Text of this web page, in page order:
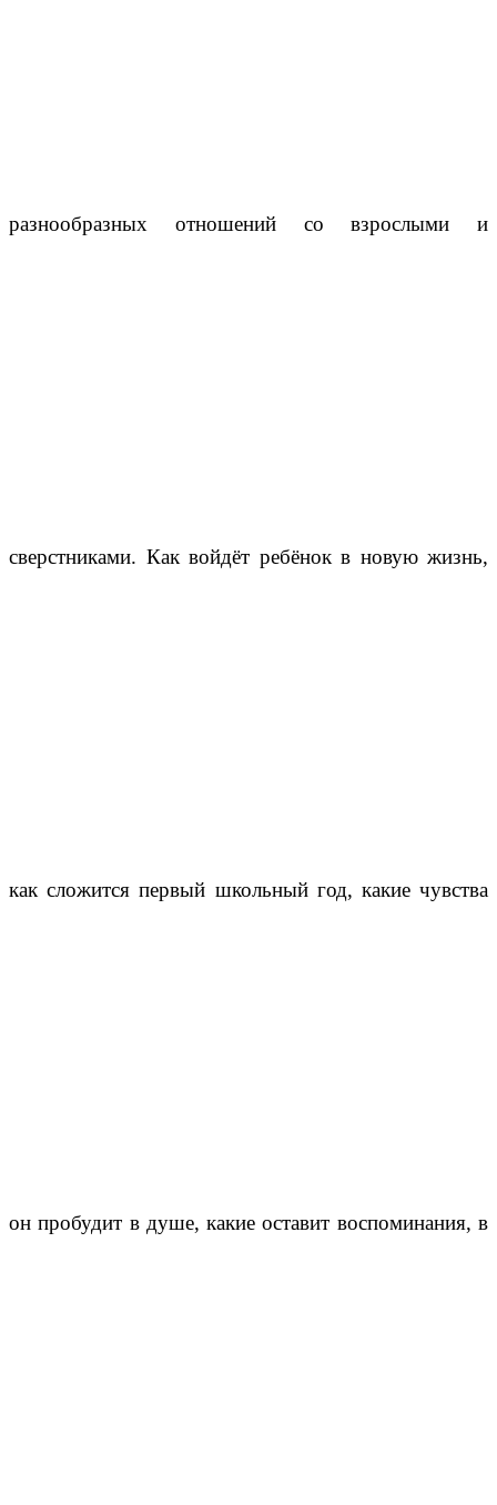
разнообразных отношений со взрослыми и
сверстниками. Как войдёт ребёнок в новую жизнь,
как сложится первый школьный год, какие чувства
он пробудит в душе, какие оставит воспоминания, в